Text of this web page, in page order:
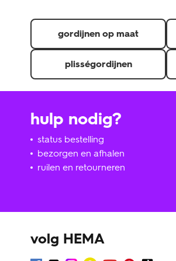
gordijnen op maat
plisségordijnen
hulp nodig?
status bestelling
bezorgen en afhalen
ruilen en retourneren
volg HEMA